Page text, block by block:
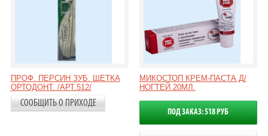
ПРОФ. ПЕРСИН ЗУБ. ЩЕТКА
ОРТОДОНТ. /АРТ.512/
СООБЩИТЬ О ПРИХОДЕ
МИКОСТОП КРЕМ-ПАСТА Д/
НОГТЕЙ 20МЛ.
ПОД ЗАКАЗ: 518 РУБ